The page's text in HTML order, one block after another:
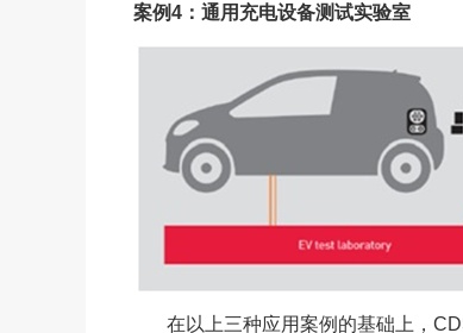
案例4：通用充电设备测试实验室
在以上三种应用案例的基础上，